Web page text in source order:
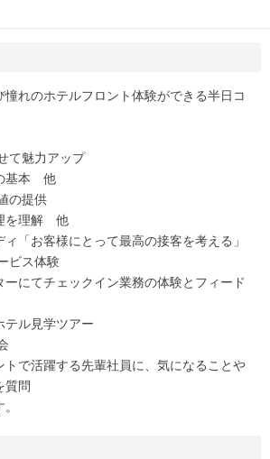
憧れのホテルフロント体験ができる半日コ
て魅力アップ
本 他
の提供
理解 他
お客様にとって最高の接客を考える」
ビス体験
てチェックイン業務の体験とフィード
ル見学ツアー
活躍する先輩社員に、気になることや
質問